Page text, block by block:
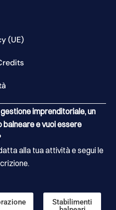
(UE)
imprenditoriale, un
e vuoi essere
alla tua attività e segui le
Stabilimenti